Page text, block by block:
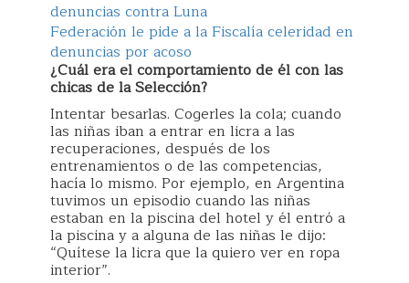
denuncias contra Luna
Federación le pide a la Fiscalía celeridad en
denuncias por acoso
¿Cuál era el comportamiento de él con las
chicas de la Selección?
Intentar besarlas. Cogerles la cola; cuando
las niñas iban a entrar en licra a las
recuperaciones, después de los
entrenamientos o de las competencias,
hacía lo mismo. Por ejemplo, en Argentina
tuvimos un episodio cuando las niñas
estaban en la piscina del hotel y él entró a
la piscina y a alguna de las niñas le dijo:
“Quítese la licra que la quiero ver en ropa
interior”.